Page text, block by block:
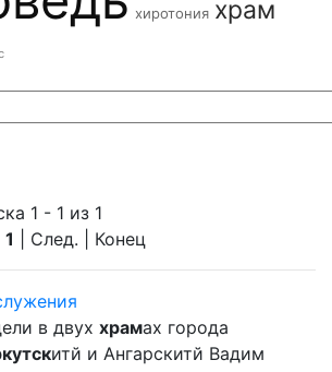
хиротония храм
1 - 1 из 1
1 | След. | Конец
в двух храмах города
итй и Ангарскитй Вадим